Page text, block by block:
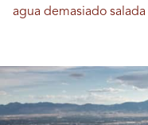
agua demasiado